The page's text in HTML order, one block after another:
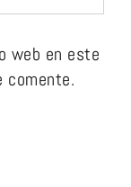
web en este
comente.